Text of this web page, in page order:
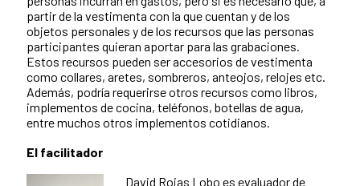
partir de la vestimenta con la que cuentan y de los
objetos personales y de los recursos que las personas
participantes quieran aportar para las grabaciones.
Estos recursos pueden ser accesorios de vestimenta
como collares, aretes, sombreros, anteojos, relojes etc.
Además, podría requerirse otros recursos como libros,
implementos de cocina, teléfonos, botellas de agua,
entre muchos otros implementos cotidianos.
El facilitador
David Rojas Lobo es evaluador de